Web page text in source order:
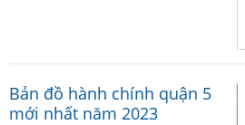
Bản đồ hành chính quận 5
mới nhất năm 2023